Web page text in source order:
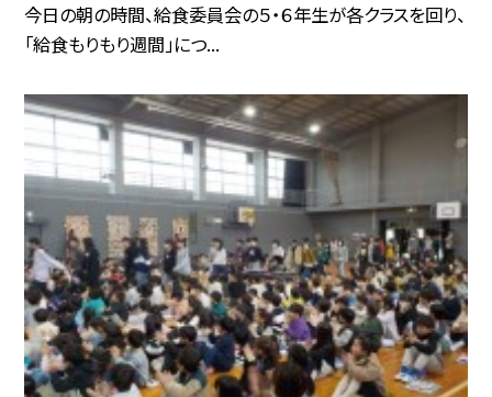
今日の朝の時間、給食委員会の５・６年生が各クラスを回り、
「給食もりもり週間」につ...